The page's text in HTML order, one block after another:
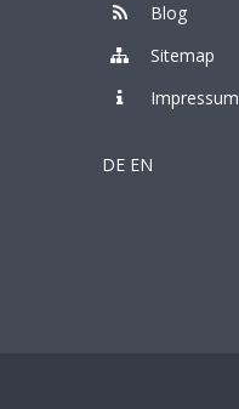
Blog
Sitemap
Impressum
DE EN